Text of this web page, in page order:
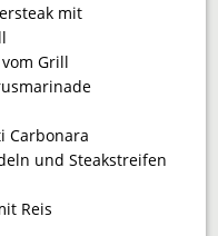
mit
Grill
Carbonara
und Steakstreifen
Reis